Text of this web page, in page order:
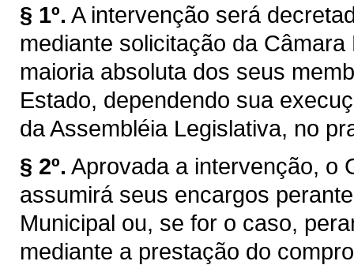
§ 1º. A intervenção será
mediante solicitação da
maioria absoluta dos seus
Estado, dependendo sua
da Assembléia Legislativa, no
§ 2º. Aprovada a intervenção, o
assumirá seus encargos
Municipal ou, se for o caso,
mediante a prestação do